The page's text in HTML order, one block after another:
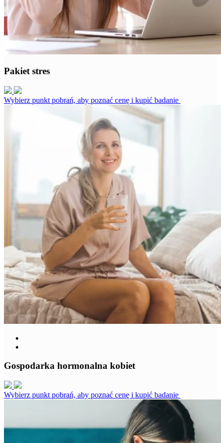
Pakiet stres
Wybierz punkt pobrań, aby poznać cenę i kupić badanie
Gospodarka hormonalna kobiet
Wybierz punkt pobrań, aby poznać cenę i kupić badanie